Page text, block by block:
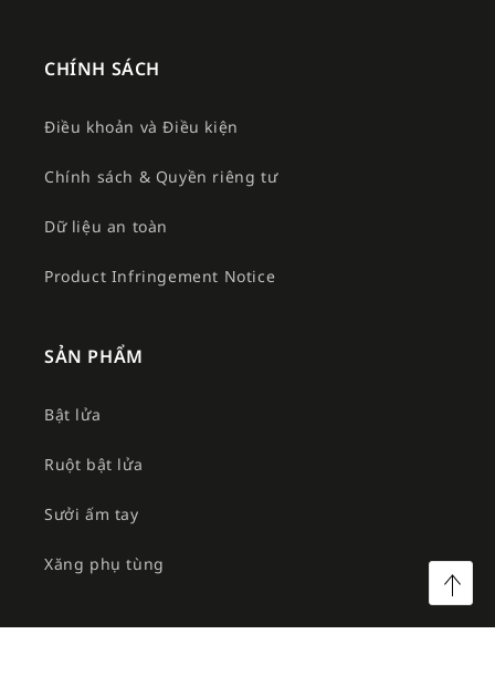
CHÍNH SÁCH
Điều khoản và Điều kiện
Chính sách & Quyền riêng tư
Dữ liệu an toàn
Product Infringement Notice
SẢN PHẨM
Bật lửa
Ruột bật lửa
Sưởi ấm tay
Xăng phụ tùng